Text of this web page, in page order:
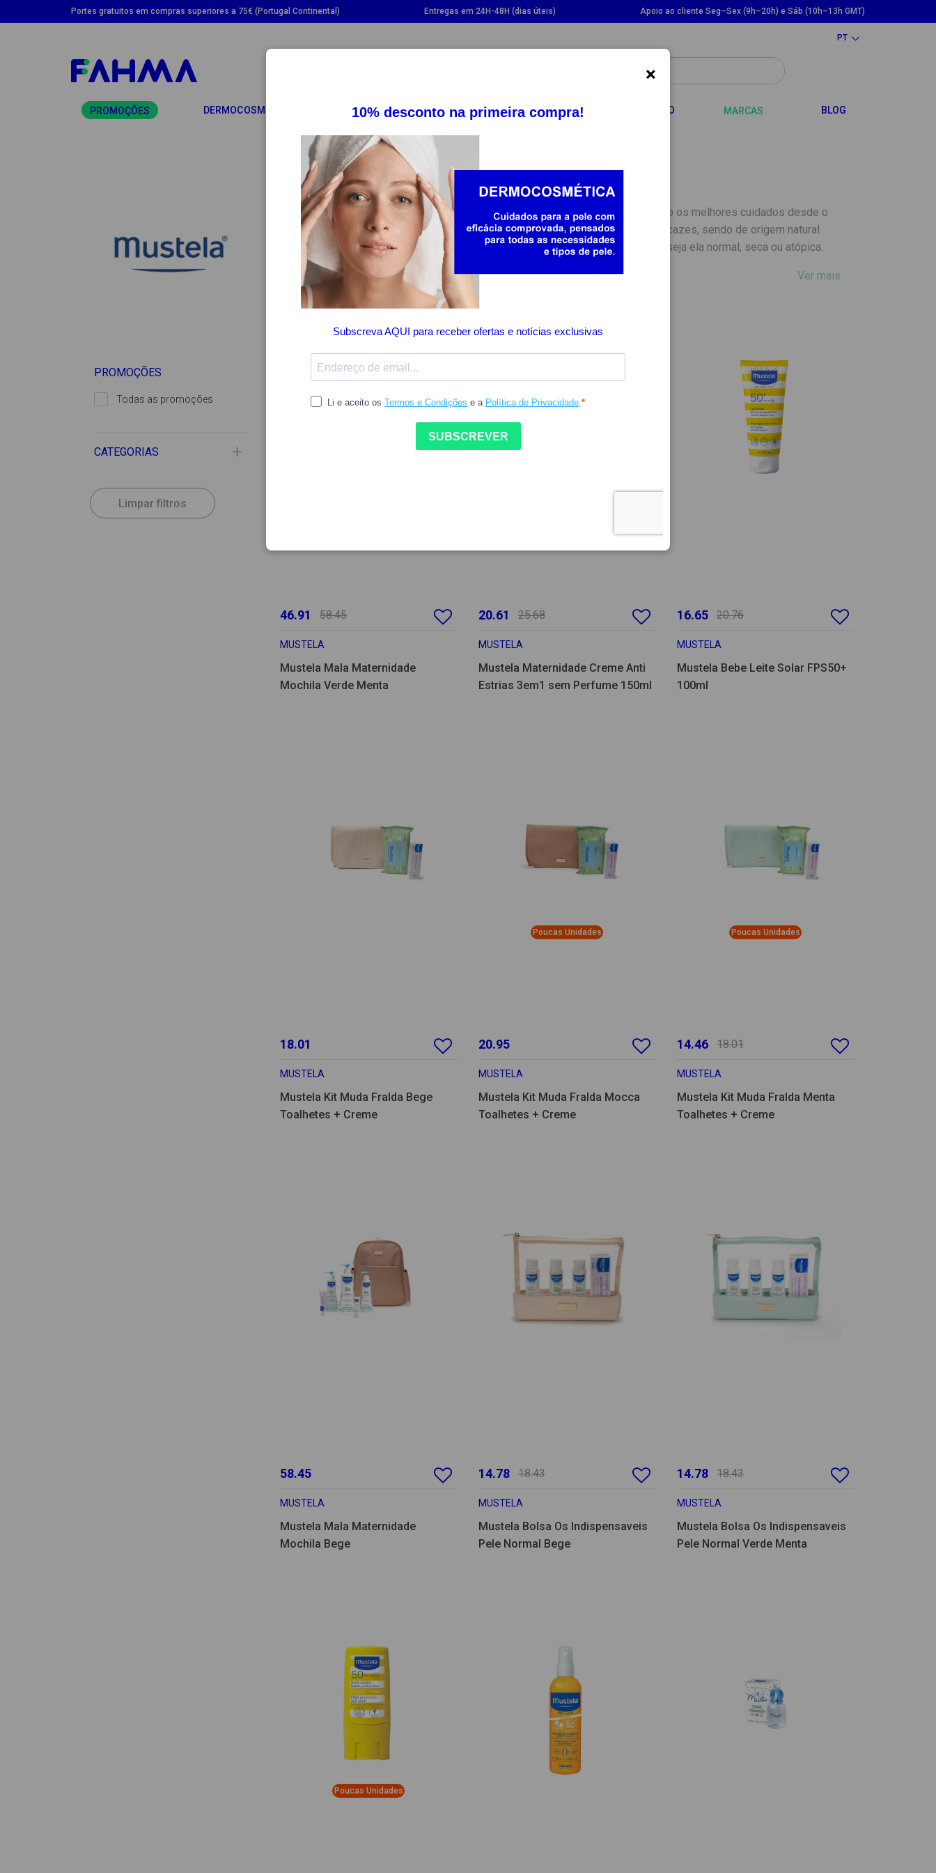
Portes gratuitos em compras superiores a 75€ (Portugal Continental) Entregas em 24H-48H (dias úteis) Apoio ao cliente Seg–Sex (9h–20h) e Sáb (10h–13h GMT)
PT
PROMOÇÕES DERMOCOSMÉTICA TOGGLE DROPDOWN
SUPLEMENTOSTOGGLE DROPDOWN
SAÚDETOGGLE DROPDOWN
BEBÉ E MAMÃ TOGGLE DROPDOWN
CABELOTOGGLE DROPDOWN
MARCAS BLOG
PROMOÇÕES
Todas as promoções
CATEGORIAS
Limpar filtros
MUSTELA
A Mustela é uma marca líder no cuidado da pele do bebé e da grávida, garantindo os melhores cuidados desde o
primeiro momento. Todos os ingredientes usados pela marca são seguros e eficazes, sendo de origem natural.
Assim, a Mustela oferece uma linha personalizada conforme cada tipo de pele, seja ela normal, seca ou atópica.
Ver mais
46.91 58.45
MUSTELA
Mustela Mala Maternidade
Mochila Verde Menta
20.61 25.68
MUSTELA
Mustela Maternidade Creme Anti
Estrias 3em1 sem Perfume 150ml
16.65 20.76
MUSTELA
Mustela Bebe Leite Solar FPS50+
100ml
18.01
MUSTELA
Mustela Kit Muda Fralda Bege
Toalhetes + Creme
Poucas Unidades
20.95
MUSTELA
Mustela Kit Muda Fralda Mocca
Toalhetes + Creme
Poucas Unidades
14.46 18.01
MUSTELA
Mustela Kit Muda Fralda Menta
Toalhetes + Creme
58.45
MUSTELA
Mustela Mala Maternidade
Mochila Bege
14.78 18.43
MUSTELA
Mustela Bolsa Os Indispensaveis
Pele Normal Bege
14.78 18.43
MUSTELA
Mustela Bolsa Os Indispensaveis
Pele Normal Verde Menta
Poucas Unidades
×